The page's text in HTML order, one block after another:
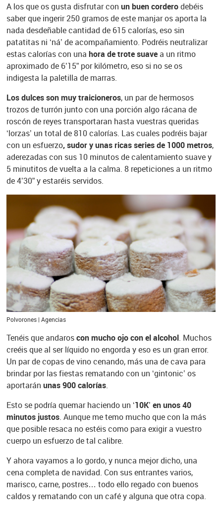
A los que os gusta disfrutar con un buen corderodebéis
saber que ingerir 250 gramos de este manjar os aporta la
nada desdeñable cantidad de 615 calorías, eso sin
patatitas ni ‘ná’ de acompañamiento. Podréis neutralizar
estas calorías con una hora de trote suavea un ritmo
aproximado de 6’15” por kilómetro, eso si no se os
indigesta la paletilla de marras.
Los dulces son muy traicioneros, un par de hermosos
trozos de turrón junto con una porción algo rácana de
roscón de reyes transportaran hasta vuestras queridas
‘lorzas’ un total de 810 calorías. Las cuales podréis bajar
con un esfuerzo, sudor y unas ricas series de 1000 metros,
aderezadas con sus 10 minutos de calentamiento suave y
5 minutitos de vuelta a la calma. 8 repeticiones a un ritmo
de 4’30” y estaréis servidos.
Polvorones | Agencias
Tenéis que andaroscon mucho ojo con el alcohol. Muchos
creéis que al ser líquido no engorda y eso es un gran error.
Un par de copas de vino cenando, más una de cava para
brindar por las fiestas rematando con un ‘gintonic’ os
aportarán unas 900 calorías.
Esto se podría quemar haciendo un ‘10K’ en unos 40
minutos justos. Aunque me temo mucho que con la más
que posible resaca no estéis como para exigir a vuestro
cuerpo un esfuerzo de tal calibre.
Y ahora vayamos a lo gordo, y nunca mejor dicho, una
cena completa de navidad. Con sus entrantes varios,
marisco, carne, postres… todo ello regado con buenos
caldos y rematando con un café y alguna que otra copa.